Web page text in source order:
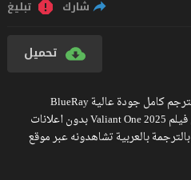
شارك تبليغ
تحميل
مشاهدة فيلم Valiant One 2025 مترجم كامل جودة عالية BlueRay
مشاهدة مباشرة اون لاين وتحميل فيلم Valiant One 2025 بدون اعلانات
مزعجة فيلم الشجاع Valiant One بالترجمة بالعربية تشاهدونه عبر موقع